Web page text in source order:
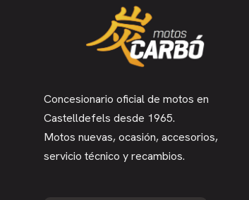
Concesionario oficial de motos en
Castelldefels desde 1965.
Motos nuevas, ocasión, accesorios,
servicio técnico y recambios.